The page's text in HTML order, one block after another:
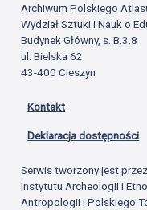
Archiwum Polskiego
Wydział Sztuki i Nauk o
Budynek Główny, s. B.3.8
ul. Bielska 62
43-400 Cieszyn
Kontakt
Deklaracja dostępności
Serwis tworzony jest
Instytutu Archeologii i
Antropologii i Polskiego